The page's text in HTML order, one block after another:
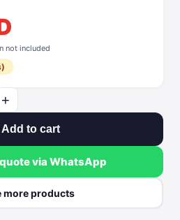
not included
+
Add to cart
via WhatsApp
more products